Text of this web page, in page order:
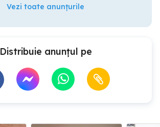
Vezi toate anunțurile
Distribuie anunțul pe